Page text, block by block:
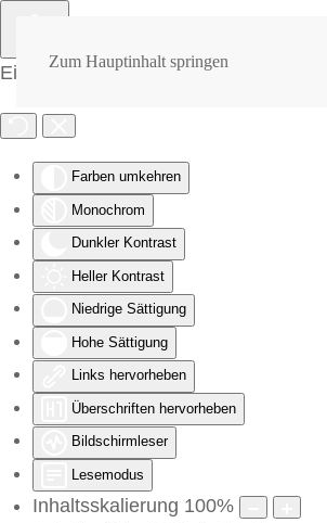
Eingabehilfen öffnen
Farben umkehren
Monochrom
Dunkler Kontrast
Heller Kontrast
Niedrige Sättigung
Hohe Sättigung
Links hervorheben
Überschriften hervorheben
Bildschirmleser
Lesemodus
Inhaltsskalierung 100%
Zum Hauptinhalt springen